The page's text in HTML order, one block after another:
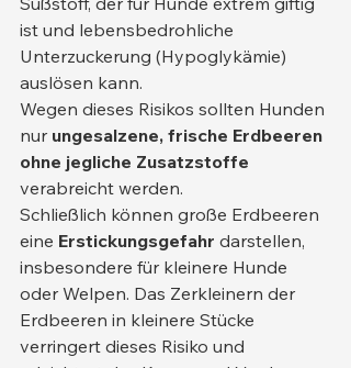
ist und lebensbedrohliche
Unterzuckerung (Hypoglykämie)
auslösen kann.
Wegen dieses Risikos sollten Hunden
nur ungesalzene, frische Erdbeeren
ohne jegliche Zusatzstoffe
verabreicht werden.
Schließlich können große Erdbeeren
eine Erstickungsgefahr darstellen,
insbesondere für kleinere Hunde
oder Welpen. Das Zerkleinern der
Erdbeeren in kleinere Stücke
verringert dieses Risiko und